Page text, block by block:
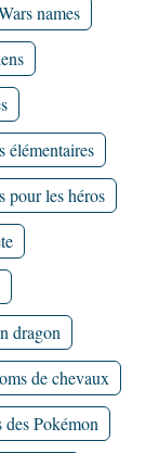
names
élémentaires
pour les héros
dragon
de chevaux
des Pokémon